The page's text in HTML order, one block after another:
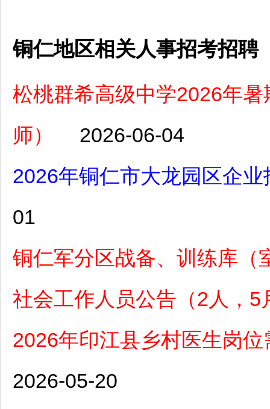
铜仁地区相关人事招考招聘
松桃群希高级中学2026年
师）
2026-06-04
2026年铜仁市大龙园区企
01
铜仁军分区战备、训练库（
社会工作人员公告（2人，5
2026年印江县乡村医生岗
2026-05-20